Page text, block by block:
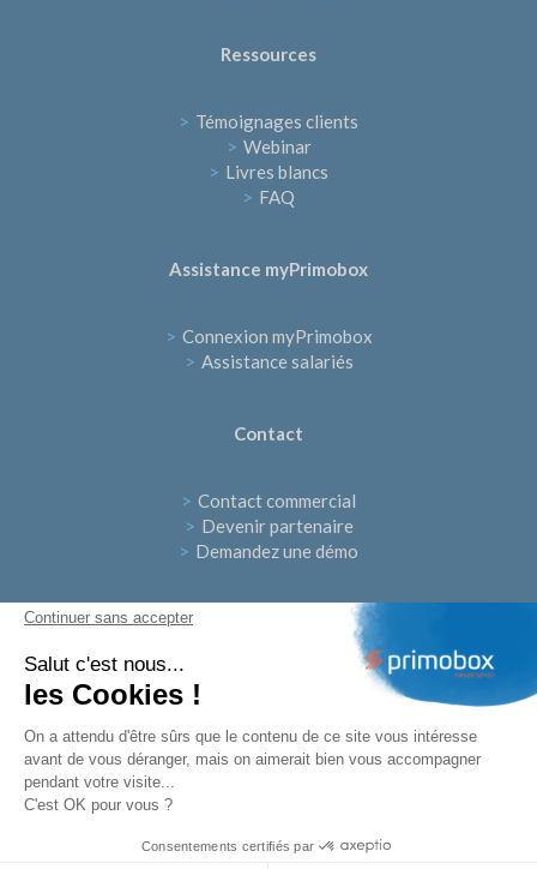
Ressources
> Témoignages clients
> Webinar
> Livres blancs
> FAQ
Assistance myPrimobox
> Connexion myPrimobox
> Assistance salariés
Contact
> Contact commercial
> Devenir partenaire
> Demandez une démo
>
Continuer sans accepter
Salut c'est nous...
les Cookies !
On a attendu d'être sûrs que le contenu de ce site vous intéresse
avant de vous déranger, mais on aimerait bien vous accompagner
pendant votre visite...
C'est OK pour vous ?
Consentements certifiés par